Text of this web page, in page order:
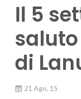
Il 5
di
21 Ago, 15